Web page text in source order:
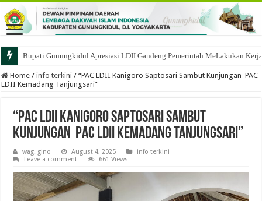
Bupati Gunungkidul Apresiasi LDII Gandeng Pemerintah MeLakukan
Home / info terkini / “PAC LDII Kanigoro Saptosari Sambut Kunjungan PAC
LDII Kemadang Tanjungsari”
“PAC LDII Kanigoro Saptosari Sambut
Kunjungan PAC LDII Kemadang Tanjungsari”
wag. gino August 4, 2025
info terkini
Leave a comment
661 Views